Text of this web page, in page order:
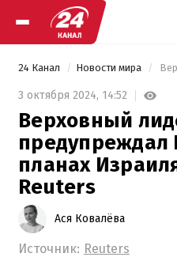
24 Канал Новости мира
3 октября 2024, 14:52
Верховный
предупреждал
планах
Reuters
Ася Ковалёва
Источник: Reuters